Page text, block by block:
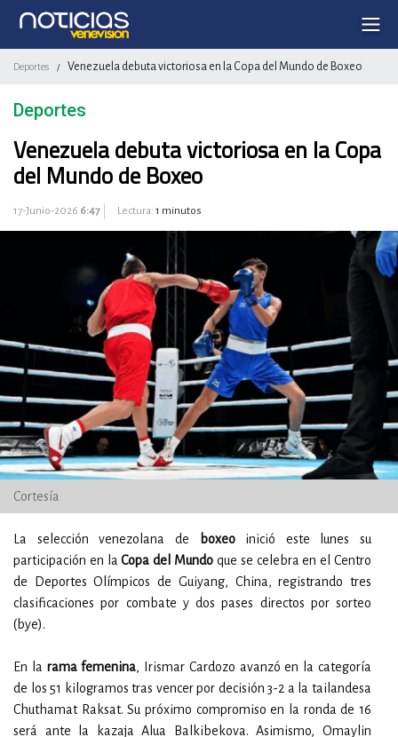
Deportes / Venezuela debuta victoriosa en la Copa del Mundo de Boxeo
Deportes
Venezuela debuta victoriosa en la Copa
del Mundo de Boxeo
17-Junio-2026 6:47 Lectura: 1 minutos
Cortesía
La selección venezolana de boxeoinició este lunes su
participación en la Copa del Mundo que se celebra en el Centro
de Deportes Olímpicos de Guiyang, China, registrando tres
clasificaciones por combate y dos pases directos por sorteo
(bye).
En la rama femenina, Irismar Cardozo avanzó en la categoría
de los 51 kilogramos tras vencer por decisión 3-2 a la tailandesa
Chuthamat Raksat. Su próximo compromiso en la ronda de 16
será ante la kazaja Alua Balkibekova. Asimismo, Omaylin